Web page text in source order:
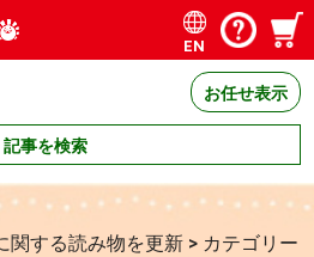
EN
お任せ表示
記事を検索
関する読み物を更新 > カテゴリー